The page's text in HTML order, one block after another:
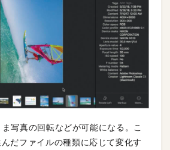
写真の回転などが可能になる。こ
だファイルの種類に応じて変化す